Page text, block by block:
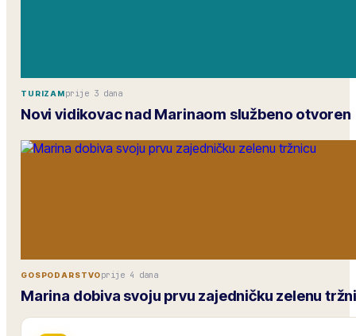
TURIZAMprije 3 dana
Novi vidikovac nad Marinaom službeno otvoren
GOSPODARSTVOprije 4 dana
Marina dobiva svoju prvu zajedničku zelenu